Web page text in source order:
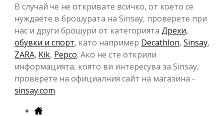
В случай че не откривате всичко, от което се
нуждаете в брошурата на Sinsay, проверете при
нас и други брошури от категорията Дрехи,
обувки и спорт, като например Decathlon, Sinsay,
ZARA, Kik, Pepco. Ако не сте открили
информацията, която ви интересува за Sinsay,
проверете на официалния сайт на магазина -
sinsay.com.